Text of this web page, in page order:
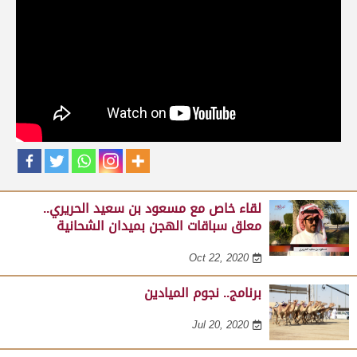
لقاء مع عبدالله بن عبدالكريم الشمري .. مدير عام الرياضات
التراثية بالهيئة الملكية لمحافظة العلا على هامش مهرجان
صاحب السمو الأمير الوالد 23-02-2025
لقاء خاص مع مسعود بن سعيد الحريري..
معلق سباقات الهجن بميدان الشحانية
Oct 22, 2020
برنامج.. نجوم الميادين
Jul 20, 2020